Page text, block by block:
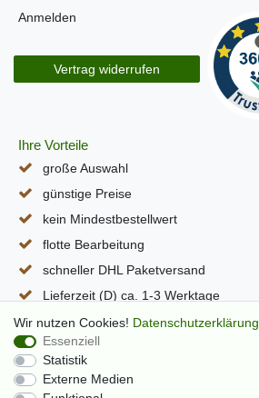
Anmelden
Vertrag widerrufen
Ihre Vorteile
große Auswahl
günstige Preise
kein Mindestbestellwert
flotte Bearbeitung
schneller DHL Paketversand
Lieferzeit (D) ca. 1-3 Werktage
alle Seiten per SSL verschlüsselt
Wir nutzen Cookies! Daten­schutz­erklärung
Essenziell
Statistik
Externe Medien